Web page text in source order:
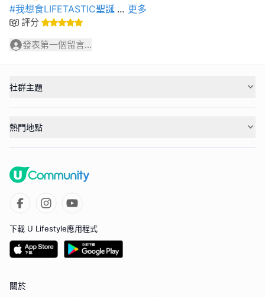
#我想食LIFETASTIC聖誕 ... 更多
評分
發表第一個留言...
社群主題
熱門地點
下載 U Lifestyle應用程式
關於